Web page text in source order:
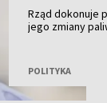
Rząd dokonuje
jego zmiany
POLITYKA